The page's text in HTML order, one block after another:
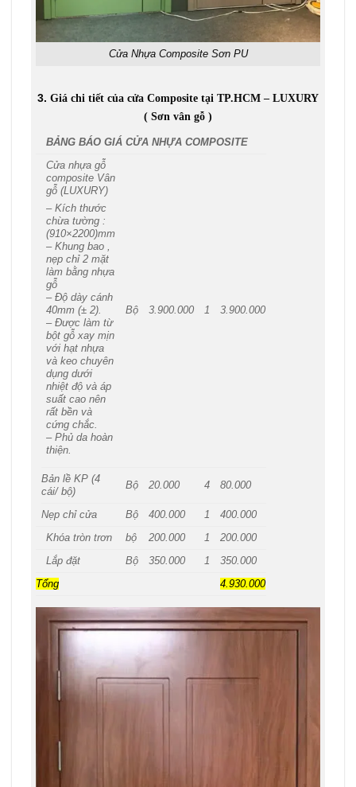
Cửa Nhựa Composite Sơn PU
3. Giá chi tiết của cửa Composite tại TP.HCM – LUXURY
( Sơn vân gỗ )
BẢNG BÁO GIÁ CỬA NHỰA COMPOSITE
Cửa nhựa gỗ
composite Vân
gỗ (LUXURY)
– Kích thước
chừa tường :
(910×2200)mm
– Khung bao ,
nẹp chỉ 2 mặt
làm bằng nhựa
gỗ
– Độ dày cánh
40mm (± 2).
– Được làm từ
bột gỗ xay mịn
với hạt nhựa
và keo chuyên
dụng dưới
nhiệt độ và áp
suất cao nên
rất bền và
cứng chắc.
– Phủ da hoàn
thiện.
Bộ 3.900.000 1 3.900.000
Bản lề KP (4
cái/ bộ)
Bộ 20.000 4 80.000
Nẹp chỉ cửa Bộ 400.000 1
400.000
Khóa tròn trơn
bộ 200.000 1
200.000
Lắp đặt
Bộ 350.000 1
350.000
Tổng
4.930.000